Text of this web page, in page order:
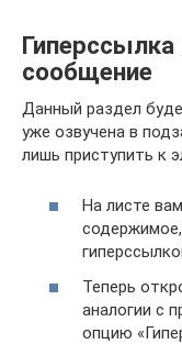
Гиперссылка
сообщение
Данный раздел
уже озвучена в
лишь приступить к
На листе
Теперь
аналогии с
опцию